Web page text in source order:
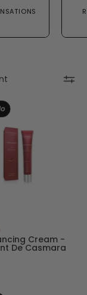
de
Cream -
De Casmara